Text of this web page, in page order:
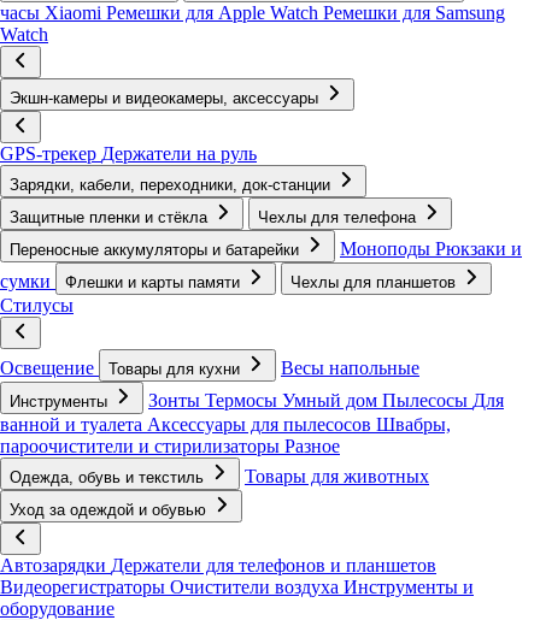
часы Xiaomi Ремешки для Apple Watch Ремешки для Samsung
Watch
Экшн-камеры и видеокамеры, аксессуары
GPS-трекер Держатели на руль
Зарядки, кабели, переходники, док-станции
Защитные пленки и стёкла
Чехлы для телефона
Переносные аккумуляторы и батарейки
Моноподы Рюкзаки и
сумки
Флешки и карты памяти Чехлы для планшетов
Стилусы
Освещение Товары для кухни Весы напольные
Инструменты Зонты Термосы Умный дом Пылесосы Для
ванной и туалета Аксессуары для пылесосов Швабры,
пароочистители и стирилизаторы Разное
Одежда, обувь и текстиль Товары для животных
Уход за одеждой и обувью
Автозарядки Держатели для телефонов и планшетов
Видеорегистраторы Очистители воздуха Инструменты и
оборудование